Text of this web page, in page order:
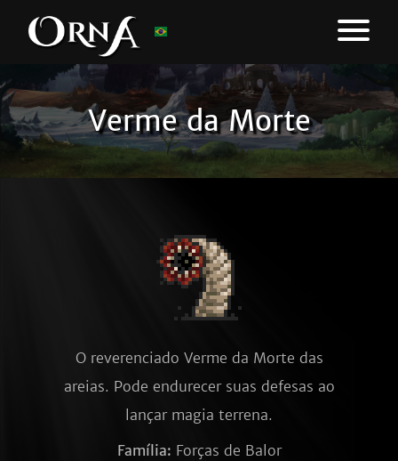
Verme da Morte
O reverenciado Verme da Morte das
areias. Pode endurecer suas defesas ao
lançar magia terrena.
Família: Forças de Balor